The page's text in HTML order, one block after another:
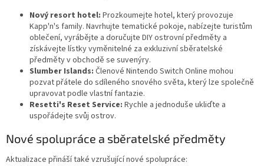
Nový resort hotel: Prozkoumejte hotel, který provozuje
Kapp'n's family. Navrhujte tematické pokoje, nabízejte turistům
oblečení, vyrábějte a doručujte DIY ostrovní předměty a
získávejte lístky vyměnitelné za exkluzivní sběratelské
předměty v obchodě se suvenýry.
Slumber Islands: Členové Nintendo Switch Online mohou
pozvat přátele do sdíleného snového světa, který lze společně
upravovat podle vlastní fantazie.
Resetti's Reset Service: Rychle a jednoduše ukliďte a
uspořádejte svůj ostrov.
Nové spolupráce a sběratelské předměty
Aktualizace přináší také vzrušující nové spolupráce: